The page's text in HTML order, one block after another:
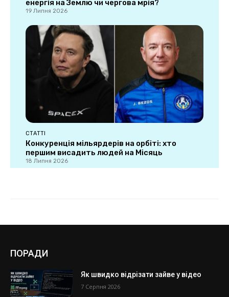
ПОРАДИ
Як швидко відрізати зайве у відео
7 Серпня 2026